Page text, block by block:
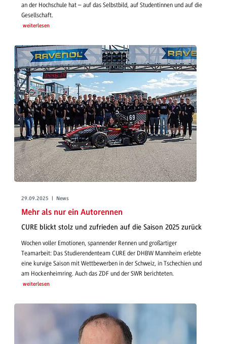
an der Hochschule hat – auf das Selbstbild, auf Studentinnen und auf die
Gesellschaft.
weiterlesen
29.09.2025 | News
Mehr als nur ein Autorennen
CURE blickt stolz und zufrieden auf die Saison 2025 zurück
Wochen voller Emotionen, spannender Rennen und großartiger
Teamarbeit: Das Studierendenteam CURE der DHBW Mannheim erlebte
eine kurvige Saison mit Wettbewerben in der Schweiz, in Tschechien und
am Hockenheimring. Auch das ZDF und der SWR berichteten.
weiterlesen